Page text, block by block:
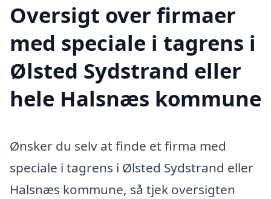
Oversigt over firmaer
med speciale i tagrens i
Ølsted Sydstrand eller
hele Halsnæs kommune
Ønsker du selv at finde et firma med
speciale i tagrens i Ølsted Sydstrand eller
Halsnæs kommune, så tjek oversigten